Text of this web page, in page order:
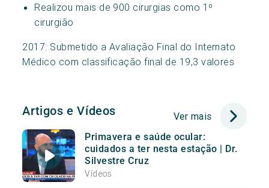
Realizou mais de 900 cirurgias como 1º
cirurgião
2017: Submetido a Avaliação Final do Internato
Médico com classificação final de 19,3 valores
Artigos e Vídeos Ver mais
Primavera e saúde ocular:
cuidados a ter nesta estação | Dr.
Silvestre Cruz
Vídeos